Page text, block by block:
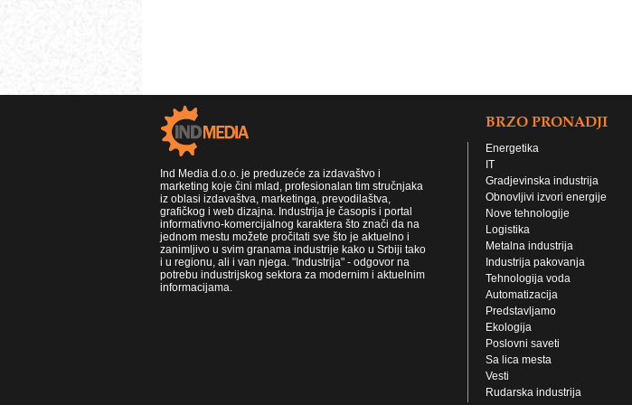
Ind Media d.o.o. je preduzeće za izdavaštvo i
marketing koje čini mlad, profesionalan tim stručnjaka
iz oblasi izdavaštva, marketinga, prevodilaštva,
grafičkog i web dizajna. Industrija je časopis i portal
informativno-komercijalnog karaktera što znači da na
jednom mestu možete pročitati sve što je aktuelno i
zanimljivo u svim granama industrije kako u Srbiji tako
i u regionu, ali i van njega. "Industrija" - odgovor na
potrebu industrijskog sektora za modernim i aktuelnim
informacijama.
BRZO PRONADJI
Energetika
IT
Gradjevinska industrija
Obnovljivi izvori energije
Nove tehnologije
Logistika
Metalna industrija
Industrija pakovanja
Tehnologija voda
Automatizacija
Predstavljamo
Ekologija
Poslovni saveti
Sa lica mesta
Vesti
Rudarska industrija